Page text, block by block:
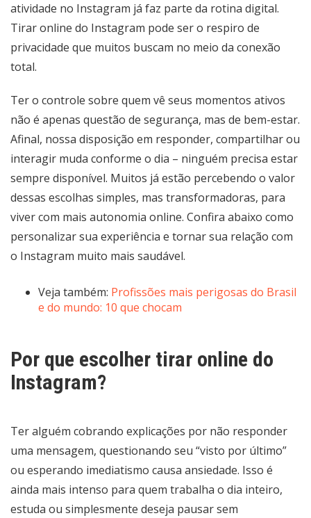
atividade no Instagram já faz parte da rotina digital.
Tirar online do Instagram pode ser o respiro de
privacidade que muitos buscam no meio da conexão
total.
Ter o controle sobre quem vê seus momentos ativos
não é apenas questão de segurança, mas de bem-estar.
Afinal, nossa disposição em responder, compartilhar ou
interagir muda conforme o dia – ninguém precisa estar
sempre disponível. Muitos já estão percebendo o valor
dessas escolhas simples, mas transformadoras, para
viver com mais autonomia online. Confira abaixo como
personalizar sua experiência e tornar sua relação com
o Instagram muito mais saudável.
Veja também: Profissões mais perigosas do Brasil
e do mundo: 10 que chocam
Por que escolher tirar online do
Instagram?
Ter alguém cobrando explicações por não responder
uma mensagem, questionando seu “visto por último”
ou esperando imediatismo causa ansiedade. Isso é
ainda mais intenso para quem trabalha o dia inteiro,
estuda ou simplesmente deseja pausar sem